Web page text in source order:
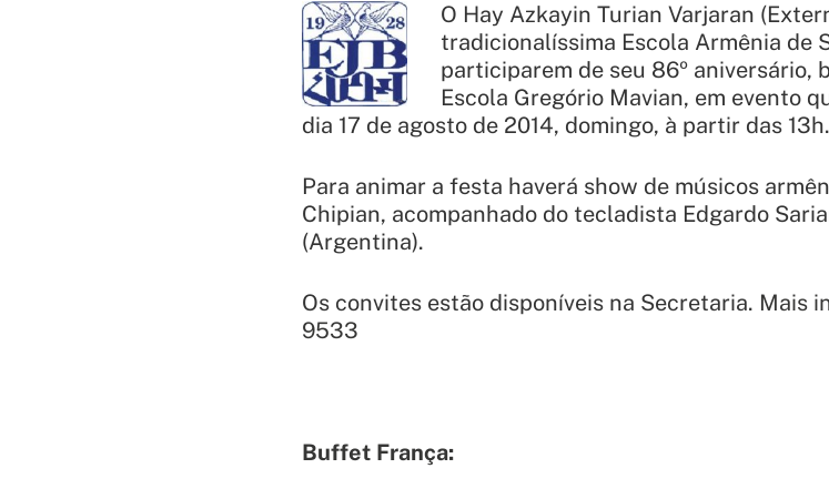
O Hay Azkayin Turian Varjaran (
tradicionalíssima Escola Armênia de
participarem de seu 86º aniversário,
Escola Gregório Mavian, em evento
dia 17 de agosto de 2014, domingo, à partir das 13h.
Para animar a festa haverá show de músicos
Chipian, acompanhado do tecladista Edgardo
(Argentina).
Os convites estão disponíveis na Secretaria. Mais
9533
Buffet França: